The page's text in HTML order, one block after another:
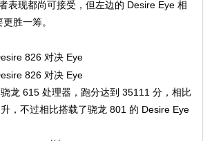
表现都尚可接受，但左边的 Desire Eye 相
胜一筹。
龙 615 处理器，跑分达到 35111 分，相比
，不过相比搭载了骁龙 801 的 Desire Eye